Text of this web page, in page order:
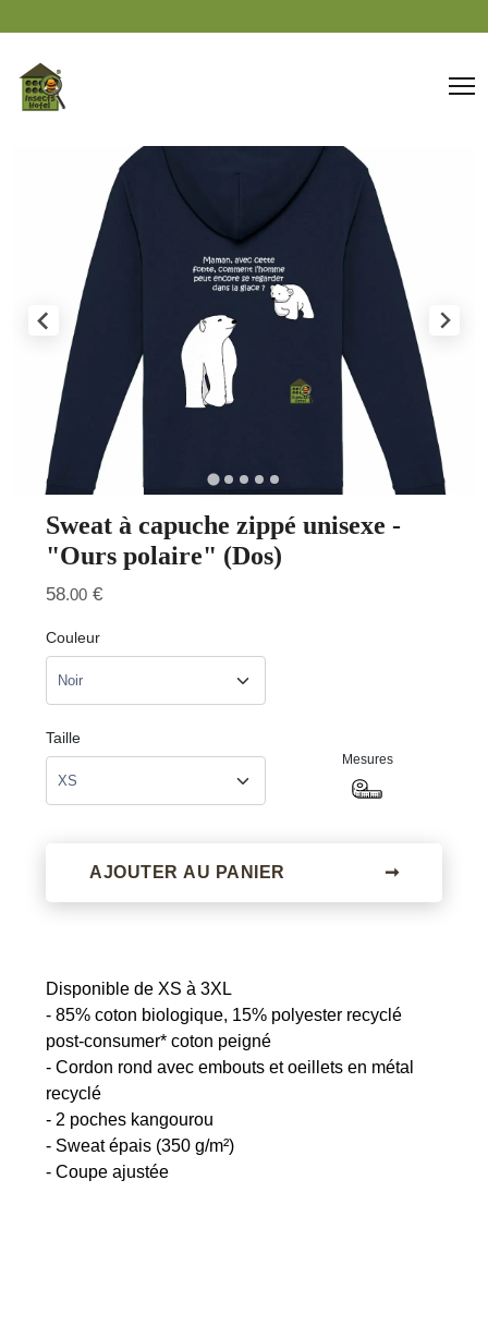
Sweat à capuche zippé unisexe -
"Ours polaire" (Dos)
58.00 €
Couleur
Taille
Mesures
AJOUTER AU PANIER ➞
Disponible de XS à 3XL
- 85% coton biologique, 15% polyester recyclé
post-consumer* coton peigné
- Cordon rond avec embouts et oeillets en métal
recyclé
- 2 poches kangourou
- Sweat épais (350 g/m²)